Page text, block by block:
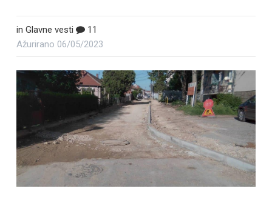
in Glavne vesti
11
Ažurirano 06/05/2023